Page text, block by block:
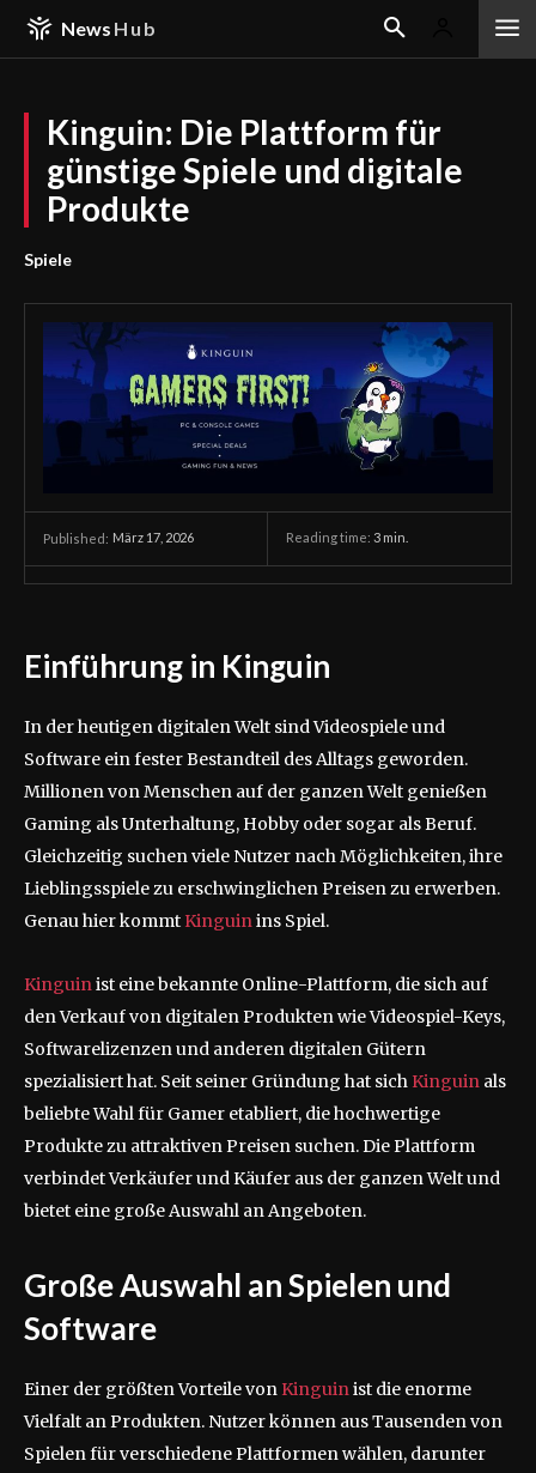
News Hub
Kinguin: Die Plattform für
günstige Spiele und digitale
Produkte
Spiele
Published: März 17, 2026 Reading time: 3 min.
Einführung in Kinguin
In der heutigen digitalen Welt sind Videospiele und
Software ein fester Bestandteil des Alltags geworden.
Millionen von Menschen auf der ganzen Welt genießen
Gaming als Unterhaltung, Hobby oder sogar als Beruf.
Gleichzeitig suchen viele Nutzer nach Möglichkeiten, ihre
Lieblingsspiele zu erschwinglichen Preisen zu erwerben.
Genau hier kommt Kinguinins Spiel.
Kinguinist eine bekannte Online-Plattform, die sich auf
den Verkauf von digitalen Produkten wie Videospiel-Keys,
Softwarelizenzen und anderen digitalen Gütern
spezialisiert hat. Seit seiner Gründung hat sich Kinguin als
beliebte Wahl für Gamer etabliert, die hochwertige
Produkte zu attraktiven Preisen suchen. Die Plattform
verbindet Verkäufer und Käufer aus der ganzen Welt und
bietet eine große Auswahl an Angeboten.
Große Auswahl an Spielen und
Software
Einer der größten Vorteile von Kinguinist die enorme
Vielfalt an Produkten. Nutzer können aus Tausenden von
Spielen für verschiedene Plattformen wählen, darunter